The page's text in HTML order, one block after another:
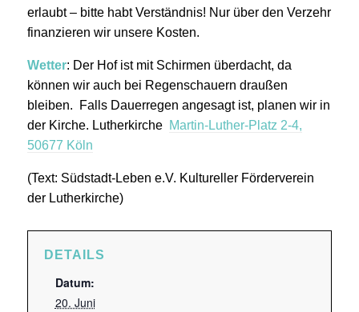
erlaubt – bitte habt Verständnis! Nur über den Verzehr
finanzieren wir unsere Kosten.
Wetter: Der Hof ist mit Schirmen überdacht, da
können wir auch bei Regenschauern draußen
bleiben. Falls Dauerregen angesagt ist, planen wir in
der Kirche. Lutherkirche Martin-Luther-Platz 2-4,
50677 Köln
(Text: Südstadt-Leben e.V. Kultureller Förderverein
der Lutherkirche)
DETAILS
Datum:
20. Juni